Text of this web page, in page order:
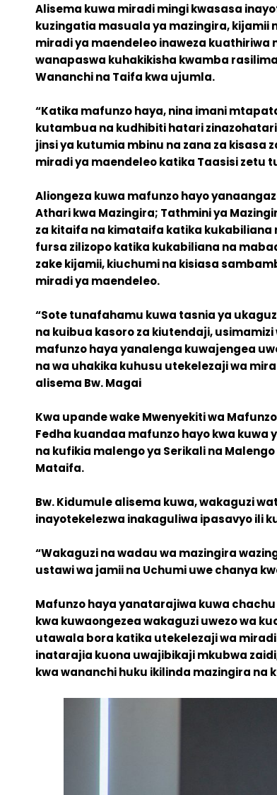
Alisema kuwa miradi mingi kwasasa
kuzingatia masuala ya mazingira, kijamii
miradi ya maendeleo inaweza kuathiriwa
wanapaswa kuhakikisha kwamba
Wananchi na Taifa kwa ujumla.
“Katika mafunzo haya, nina imani
kutambua na kudhibiti hatari
jinsi ya kutumia mbinu na zana za kisasa
miradi ya maendeleo katika Taasisi zetu
Aliongeza kuwa mafunzo hayo
Athari kwa Mazingira; Tathmini ya
za kitaifa na kimataifa katika kukabiliana
fursa zilizopo katika kukabiliana na
zake kijamii, kiuchumi na kisiasa
miradi ya maendeleo.
“Sote tunafahamu kuwa tasnia ya
na kuibua kasoro za kiutendaji,
mafunzo haya yanalenga kuwajengea
na wa uhakika kuhusu utekelezaji wa
alisema Bw. Magai
Kwa upande wake Mwenyekiti wa
Fedha kuandaa mafunzo hayo kwa
na kufikia malengo ya Serikali na
Mataifa.
Bw. Kidumule alisema kuwa, wakaguzi
inayotekelezwa inakaguliwa ipasavyo ili
“Wakaguzi na wadau wa mazingira
ustawi wa jamii na Uchumi uwe chanya
Mafunzo haya yanatarajiwa kuwa
kwa kuwaongezea wakaguzi uwezo wa
utawala bora katika utekelezaji wa
inatarajia kuona uwajibikaji mkubwa
kwa wananchi huku ikilinda mazingira na